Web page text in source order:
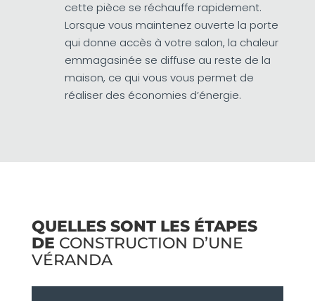
cette pièce se réchauffe rapidement.
Lorsque vous maintenez ouverte la porte
qui donne accès à votre salon, la chaleur
emmagasinée se diffuse au reste de la
maison, ce qui vous vous permet de
réaliser des économies d’énergie.
QUELLES SONT LES ÉTAPES
DE CONSTRUCTION D’UNE
VÉRANDA